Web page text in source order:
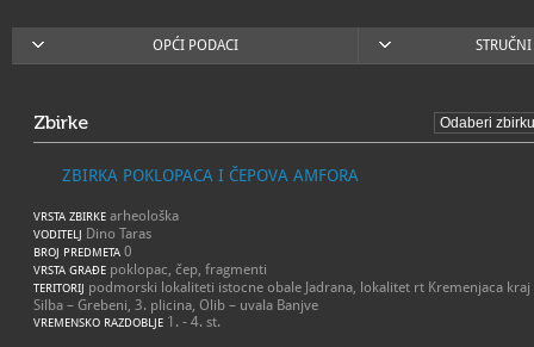
OPĆI PODACI
Zbirke
ZBIRKA POKLOPACA I ČEPOVA AMFORA
VRSTA ZBIRKE arheološka
VODITELJ Dino Taras
BROJ PREDMETA 0
VRSTA GRAĐE poklopac, čep, fragmenti
TERITORIJ podmorski lokaliteti istocne obale Jadrana, lokalitet rt Kremenjaca
Silba – Grebeni, 3. plicina, Olib – uvala Banjve
VREMENSKO RAZDOBLJE 1. - 4. st.